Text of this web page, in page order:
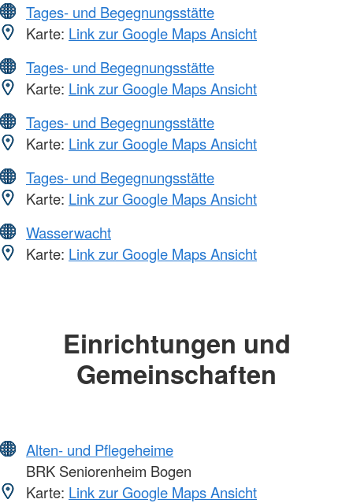
Tages- und Begegnungsstätte
Karte: Link zur Google Maps Ansicht
Tages- und Begegnungsstätte
Karte: Link zur Google Maps Ansicht
Tages- und Begegnungsstätte
Karte: Link zur Google Maps Ansicht
Tages- und Begegnungsstätte
Karte: Link zur Google Maps Ansicht
Wasserwacht
Karte: Link zur Google Maps Ansicht
Einrichtungen und
Gemeinschaften
Alten- und Pflegeheime
BRK Seniorenheim Bogen
Karte: Link zur Google Maps Ansicht